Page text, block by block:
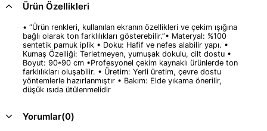
Ürün Özellikleri
• “Ürün renkleri, kullanılan ekranın özellikleri ve çekim ışığına
bağlı olarak ton farklılıkları gösterebilir.”• Materyal: %100
sentetik pamuk iplik • Doku: Hafif ve nefes alabilir yapı. •
Kumaş Özelliği: Terletmeyen, yumuşak dokulu, cilt dostu •
Boyut: 90*90 cm •Profesyonel çekim kaynaklı ürünlerde ton
farklılıkları oluşabilir. • Üretim: Yerli üretim, çevre dostu
yöntemlerle hazırlanmıştır • Bakım: Elde yıkama önerilir,
düşük ısıda ütülenmelidir
Yorumlar(0)